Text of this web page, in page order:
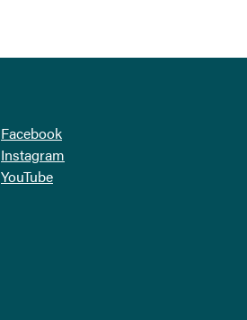
Facebook
Instagram
YouTube